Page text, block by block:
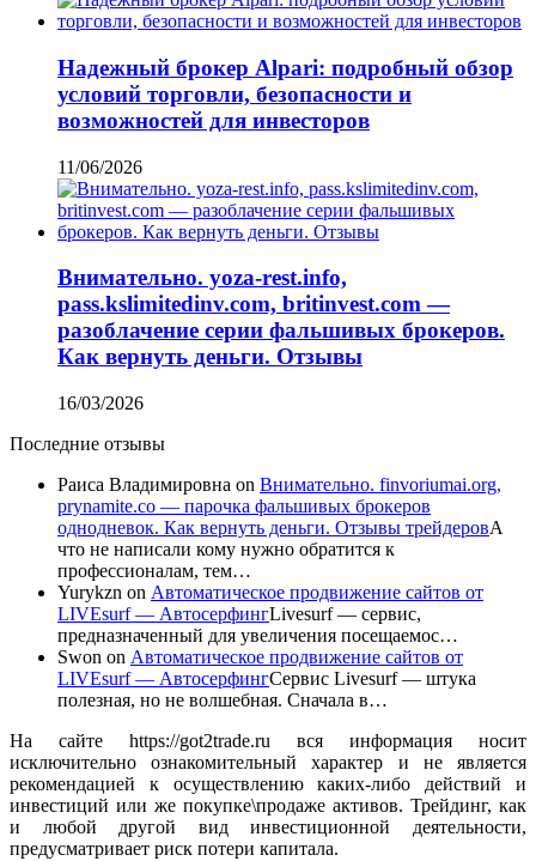
Надежный брокер Alpari: подробный обзор
условий торговли, безопасности и
возможностей для инвесторов
11/06/2026
Внимательно. yoza-rest.info,
pass.kslimitedinv.com, britinvest.com —
разоблачение серии фальшивых брокеров.
Как вернуть деньги. Отзывы
16/03/2026
Последние отзывы
Раиса Владимировна on Внимательно. finvoriumai.org,
prynamite.co — парочка фальшивых брокеров
однодневок. Как вернуть деньги. Отзывы трейдеровА
что не написали кому нужно обратится к
профессионалам, тем…
Yurykzn on Автоматическое продвижение сайтов от
LIVEsurf — АвтосерфингLivesurf — сервис,
предназначенный для увеличения посещаемос…
Swon on Автоматическое продвижение сайтов от
LIVEsurf — АвтосерфингСервис Livesurf — штука
полезная, но не волшебная. Сначала в…
На сайте https://got2trade.ru вся информация носит
исключительно ознакомительный характер и не является
рекомендацией к осуществлению каких-либо действий и
инвестиций или же покупке\продаже активов. Трейдинг, как
и любой другой вид инвестиционной деятельности,
предусматривает риск потери капитала.